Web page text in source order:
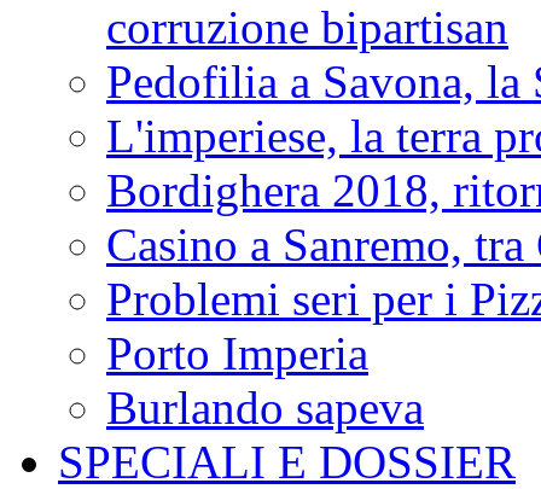
corruzione bipartisan
Pedofilia a Savona, la
L'imperiese, la terra
Bordighera 2018,
Casino a Sanremo,
Problemi seri per i
Porto Imperia
Burlando sapeva
SPECIALI E DOSSIER